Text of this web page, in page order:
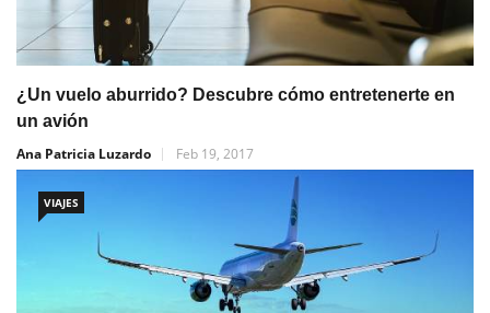
¿Un vuelo aburrido? Descubre cómo entretenerte en
un avión
Ana Patricia Luzardo
Feb 19, 2017
VIAJES